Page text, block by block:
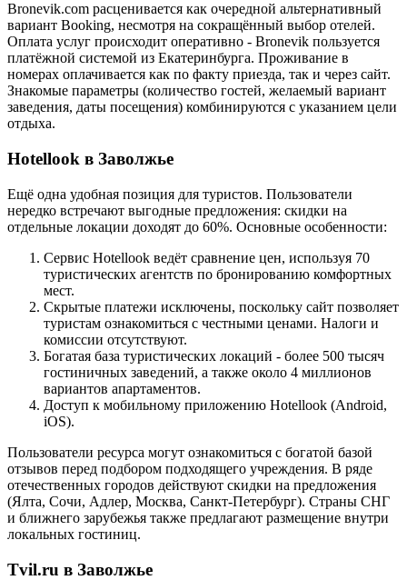
Bronevik.com расценивается как очередной альтернативный
вариант Booking, несмотря на сокращённый выбор отелей.
Оплата услуг происходит оперативно - Bronevik пользуется
платёжной системой из Екатеринбурга. Проживание в
номерах оплачивается как по факту приезда, так и через сайт.
Знакомые параметры (количество гостей, желаемый вариант
заведения, даты посещения) комбинируются с указанием цели
отдыха.
Hotellook в Заволжье
Ещё одна удобная позиция для туристов. Пользователи
нередко встречают выгодные предложения: скидки на
отдельные локации доходят до 60%. Основные особенности:
Сервис Hotellook ведёт сравнение цен, используя 70
туристических агентств по бронированию комфортных
мест.
Скрытые платежи исключены, поскольку сайт позволяет
туристам ознакомиться с честными ценами. Налоги и
комиссии отсутствуют.
Богатая база туристических локаций - более 500 тысяч
гостиничных заведений, а также около 4 миллионов
вариантов апартаментов.
Доступ к мобильному приложению Hotellook (Android,
iOS).
Пользователи ресурса могут ознакомиться с богатой базой
отзывов перед подбором подходящего учреждения. В ряде
отечественных городов действуют скидки на предложения
(Ялта, Сочи, Адлер, Москва, Санкт-Петербург). Страны СНГ
и ближнего зарубежья также предлагают размещение внутри
локальных гостиниц.
Tvil.ru в Заволжье